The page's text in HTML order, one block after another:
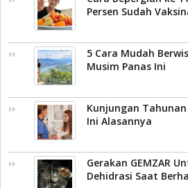
Persen Sudah
5 Cara Mudah
Musim Panas Ini
Kunjungan
Ini Alasannya
Gerakan GEMZAR
Dehidrasi Saat